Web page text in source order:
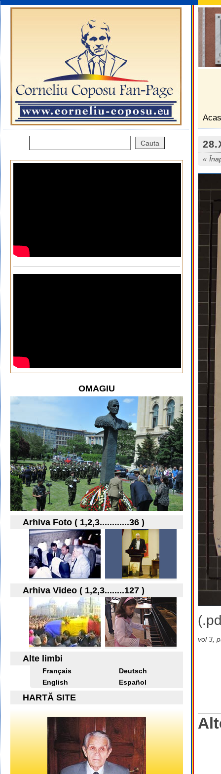
vol 3,
OMAGIU
Arhiva Foto ( 1,2,3............36 )
Arhiva Video ( 1,2,3........127 )
Alte limbi
Français
Deutsch
English
Español
HARTĂ SITE